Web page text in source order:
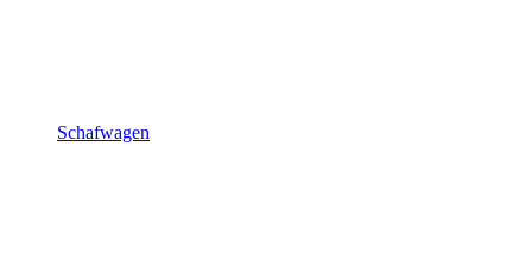
Schafwagen